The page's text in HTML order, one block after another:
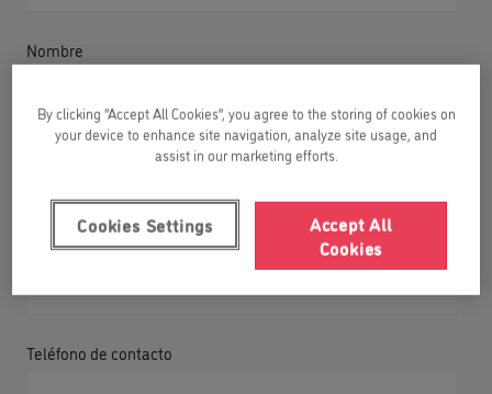
Nombre
Apellidos
Correo electrónico
Teléfono de contacto
By clicking “Accept All Cookies”, you agree to the storing of cookies on
your device to enhance site navigation, analyze site usage, and
assist in our marketing efforts.
Accept All
Cookies
Cookies Settings